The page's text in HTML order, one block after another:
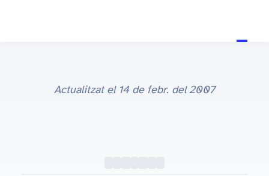
Actualitzat el 14 de febr. del 2007